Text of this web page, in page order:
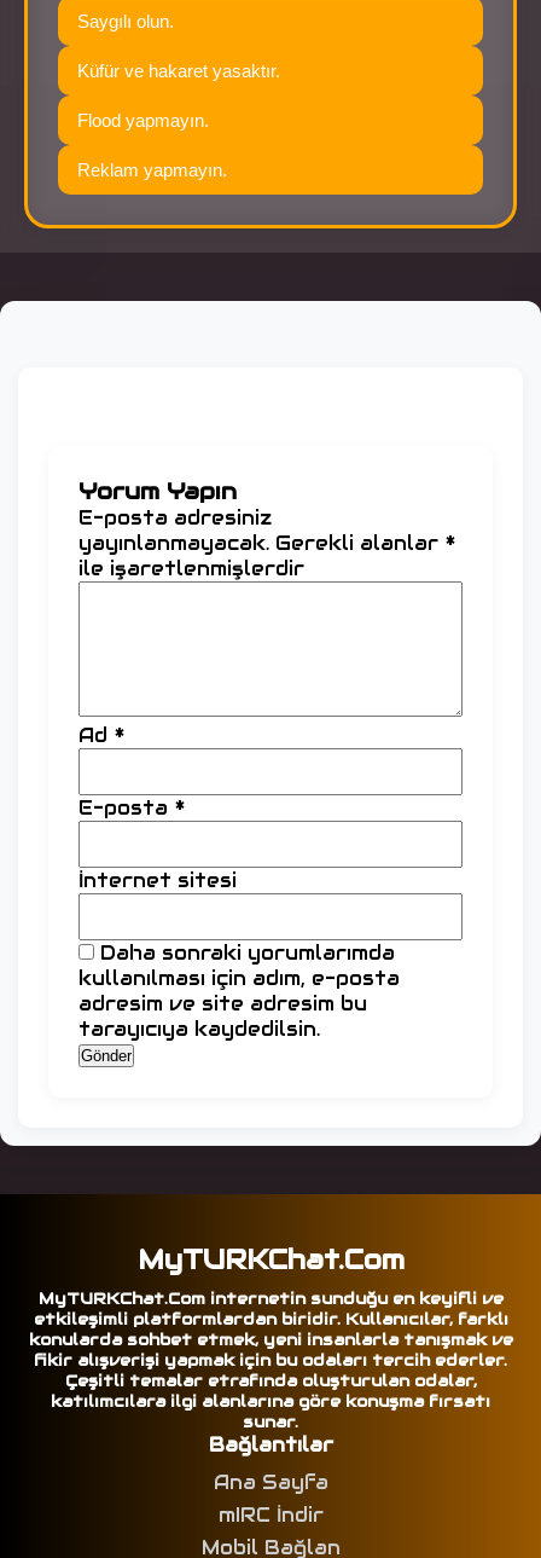
Saygılı olun.
Küfür ve hakaret yasaktır.
Flood yapmayın.
Reklam yapmayın.
Yorum Yapın
E-posta adresiniz
yayınlanmayacak. Gerekli alanlar *
ile işaretlenmişlerdir
Ad *
E-posta *
İnternet sitesi
Daha sonraki yorumlarımda
kullanılması için adım, e-posta
adresim ve site adresim bu
tarayıcıya kaydedilsin.
MyTURKChat.Com
MyTURKChat.Com internetin sunduğu en keyifli ve
etkileşimli platformlardan biridir. Kullanıcılar, farklı
konularda sohbet etmek, yeni insanlarla tanışmak ve
fikir alışverişi yapmak için bu odaları tercih ederler.
Çeşitli temalar etrafında oluşturulan odalar,
katılımcılara ilgi alanlarına göre konuşma fırsatı
sunar.
Bağlantılar
Ana Sayfa
mIRC İndir
Mobil Bağlan